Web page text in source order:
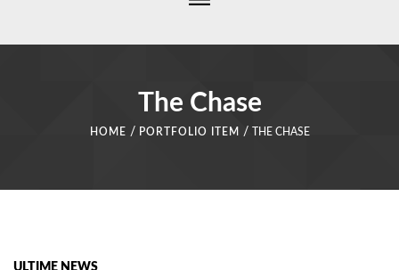
The Chase
HOME / PORTFOLIO ITEM / THE CHASE